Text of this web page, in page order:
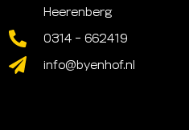
Heerenberg
0314 - 662419
info@byenhof.nl